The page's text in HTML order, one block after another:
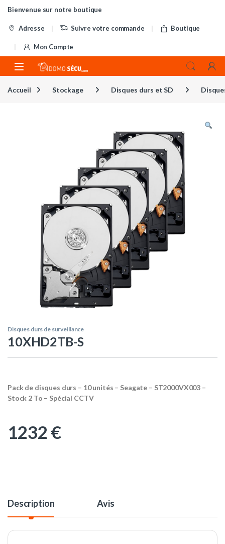
Skip to navigation
Skip to content
Bienvenue sur notre boutique
Adresse Suivre votre commande Boutique
Mon Compte
Accueil Stockage Disques durs et SD
Disques durs de surveillance
10XHD2TB-S
Pack de disques durs – 10 unités – Seagate – ST2000VX003 –
Stock 2 To – Spécial CCTV
1232 €
Description Avis